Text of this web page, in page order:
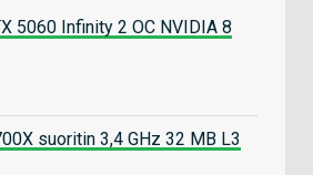
5060 Infinity 2 OC NVIDIA 8
suoritin 3,4 GHz 32 MB L3